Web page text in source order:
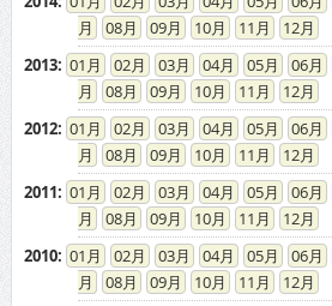
08
09 10 11
12
2013: 01 02 03 04 05 06
08
09 10 11
12
2012: 01 02 03 04 05 06
08
09 10 11
12
2011: 01 02 03 04 05 06
08
09 10 11
12
2010: 01 02 03 04 05 06
08
09 10 11
12